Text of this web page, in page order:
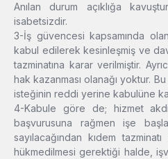
Anılan durum açıklığa
isabetsizdir.
3-İş güvencesi kapsamında
kabul edilerek kesinleşmiş ve
tazminatına karar verilmiştir.
hak kazanması olanağı yoktur.
isteğinin reddi yerine kabulüne
4-Kabule göre de; hizmet akdi
başvurusuna rağmen işe
sayılacağından kıdem
hükmedilmesi gerektiği halde,